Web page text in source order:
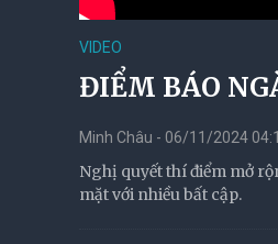
VIDEO
ĐIỂM BÁO
Minh Châu - 06/11/2024
Nghị quyết thí điểm mở
mặt với nhiều bất cập.